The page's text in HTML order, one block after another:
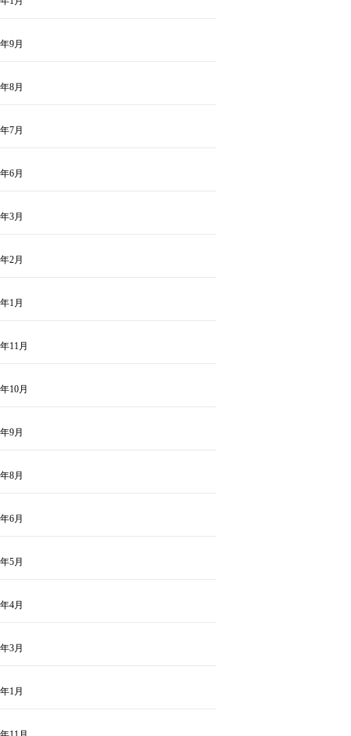
9月
8月
7月
6月
3月
2月
1月
11月
10月
9月
8月
6月
5月
4月
3月
1月